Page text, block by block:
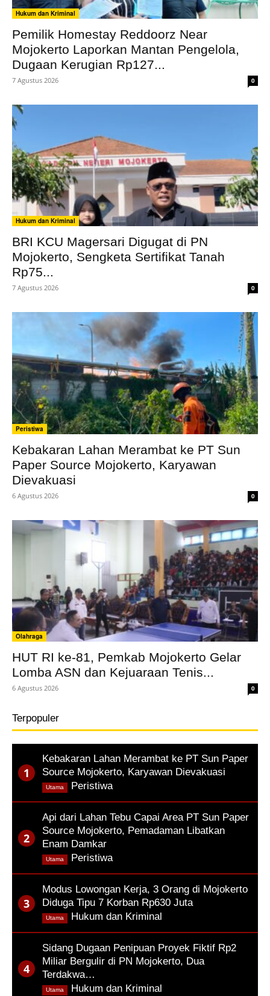
Hukum dan Kriminal
Pemilik Homestay Reddoorz Near
Mojokerto Laporkan Mantan Pengelola,
Dugaan Kerugian Rp127...
7 Agustus 2026 0
Hukum dan Kriminal
BRI KCU Magersari Digugat di PN
Mojokerto, Sengketa Sertifikat Tanah
Rp75...
7 Agustus 2026 0
Peristiwa
Kebakaran Lahan Merambat ke PT Sun
Paper Source Mojokerto, Karyawan
Dievakuasi
6 Agustus 2026 0
Olahraga
HUT RI ke-81, Pemkab Mojokerto Gelar
Lomba ASN dan Kejuaraan Tenis...
6 Agustus 2026 0
Terpopuler
Kebakaran Lahan Merambat ke PT Sun Paper
Source Mojokerto, Karyawan Dievakuasi
Peristiwa,
Utama
Api dari Lahan Tebu Capai Area PT Sun Paper
Source Mojokerto, Pemadaman Libatkan
Enam Damkar
Peristiwa,
Utama
Modus Lowongan Kerja, 3 Orang di Mojokerto
Diduga Tipu 7 Korban Rp630 Juta
Hukum dan Kriminal
Utama
Sidang Dugaan Penipuan Proyek Fiktif Rp2
Miliar Bergulir di PN Mojokerto, Dua
Terdakwa…
Hukum dan Kriminal
Utama